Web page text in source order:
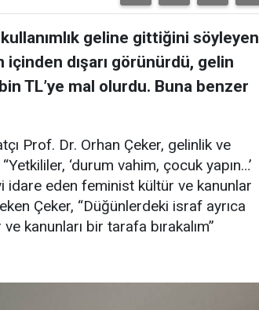
geline gittiğini söyleyen
dışarı görünürdü, gelin
TL’ye mal olurdu. Buna benzer
Prof. Dr. Orhan Çeker, gelinlik ve
‘durum vahim, çocuk yapın…’
idare eden feminist kültür ve kanunlar
Çeker, “Düğünlerdeki israf ayrıca
kanunları bir tarafa bırakalım”